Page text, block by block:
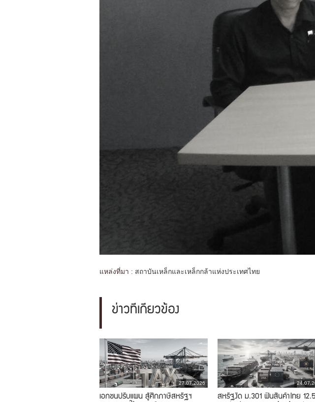
แหล่งที่มา : สถาบันเหล็กและเหล็กกล้าแห่งประเทศไทย
ข่าวที่เกี่ยวข้อง
27.07.2026
เอกชนปรับแผน สู้ศึกภาษีสหรัฐฯ สหรัฐงัด ม.301 ฟันสินค้าไทย